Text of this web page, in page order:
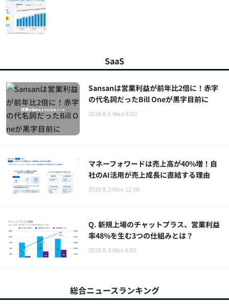
SaaS
Sansanは営業利益が前年比2倍に！赤字
の代名詞だったBill Oneが黒字目前に
2026.8.5 Wed 6:00
マネーフォワードは売上高が40%増！自
社のAI活用が売上成長に直結する理由
2026.8.3 Mon 12:00
Q. 新規上場のチャットプラス、営業利益
率48%を生む3つの仕組みとは？
2026.8.3 Mon 6:05
総合ニュースランキング